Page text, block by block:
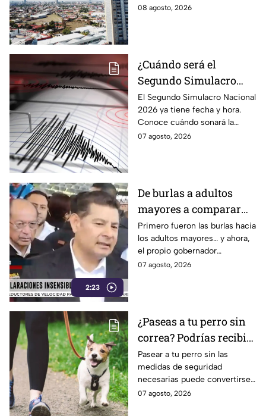
temperaturas de hasta 40 °C
08 agosto, 2026
¿Cuándo será el
Segundo Simulacro
Nacional 2026? A esta
hora sonará la alerta
sísmica
El Segundo Simulacro Nacional
2026 ya tiene fecha y hora.
Conoce cuándo sonará la
alerta sísmica y qué ocurrirá
07 agosto, 2026
2:23
De burlas a adultos
mayores a comparar
Puebla con Palestina:
Alejandro Armenta se
disculpa “a modo” por
sus insensibles dichos
las también morenistas
Nayeli Salvatori y
Grace Palomares
Primero fueron las burlas hacia
los adultos mayores… y ahora,
el propio gobernador
morenista Alejandro Armenta
en Palestina. Tras la polémica y
el rechazo, el mandatario tuvo
que salir a pedir disculpas…
pero la pregunta es: ¿Basta
con decir “me equivoqué”
cada vez que una declaración
genera indignación?
07 agosto, 2026
¿Paseas a tu perro sin
correa? Podrías recibir
una fuerte MULTA
Pasear a tu perro sin las
medidas de seguridad
necesarias puede convertirse
en una infracción en la CDMX,
07 agosto, 2026